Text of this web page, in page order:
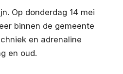
Op donderdag 14 mei
binnen de gemeente
en adrenaline
en oud.